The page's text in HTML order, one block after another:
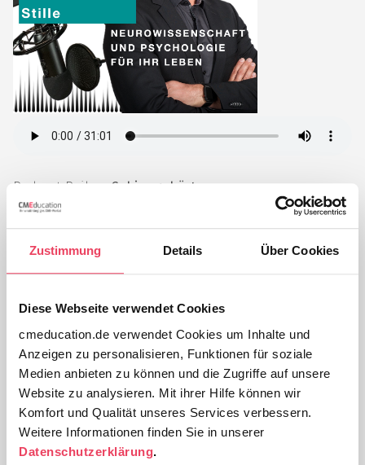
Zustimmung Details Über Cookies
Diese Webseite verwendet Cookies
cmeducation.de verwendet Cookies um Inhalte und
Anzeigen zu personalisieren, Funktionen für soziale
Medien anbieten zu können und die Zugriffe auf unsere
Website zu analysieren. Mit ihrer Hilfe können wir
Komfort und Qualität unseres Services verbessern.
Weitere Informationen finden Sie in unserer
Datenschutzerklärung.
Podcast-Reihe: Gehirn gehört
Wie laut ist eigentlich Ihr Leben?
Viele Menschen sehnen sich am Ende eines
Weihnachtstagen nach kaum etwas mehr als nach
Stille. Stille steht seit Jahren in den Top Ten der
Bedürfnisse von Menschen mit viel Stress im Alltag.
Deswegen habe ich diesem spannenden Thema mal
einen Podcast gewidmet: Warum brauchen wir die